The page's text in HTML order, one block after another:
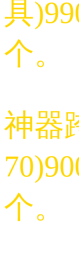
具
个。
神器
个。